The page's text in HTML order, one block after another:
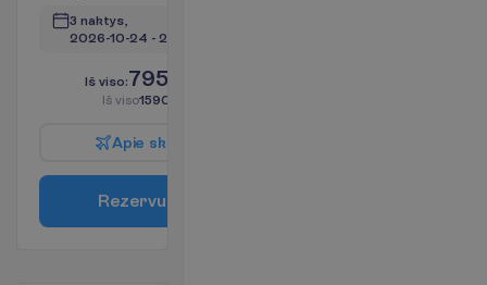
3 naktys,
2026-10-24 - 2026-10-27
Iš viso:795.00
Iš viso1590.00
Apie sk
Rezervu